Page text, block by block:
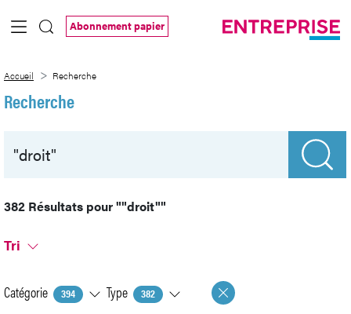
Saut au contenu principal
Abonnement papier
Accueil Recherche
Recherche
382 Résultats pour""droit""
Tri
Catégorie 394 Type 382